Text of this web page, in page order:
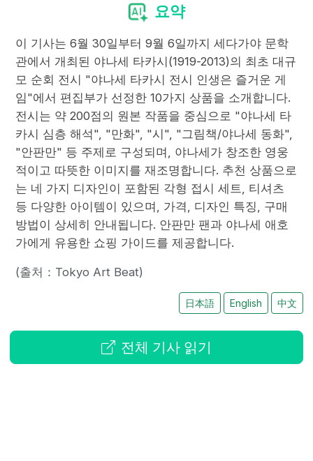
요약
이 기사는 6월 30일부터 9월 6일까지 세다가야 문학
관에서 개최된 야나세 타카시(1919-2013)의 최초 대규
모 순회 전시 "야나세 타카시 전시 인생은 즐거운 게
임"에서 편집부가 선정한 10가지 상품을 소개합니다.
전시는 약 200점의 원본 작품을 중심으로 "야나세 타
카시 심층 해석", "만화", "시", "그림책/야나세 동화",
"안판만" 등 주제로 구성되며, 야나세가 창조한 영웅
적이고 따뜻한 이미지를 재조명합니다. 추천 상품으로
는 네 가지 디자인이 포함된 각형 접시 세트, 티셔츠
등 다양한 아이템이 있으며, 가격, 디자인 특징, 구매
방법이 상세히 안내됩니다. 안판만 팬과 야나세 애호
가에게 유용한 쇼핑 가이드를 제공합니다.
(출처：Tokyo Art Beat)
日本語 English 中文
전체 기사 읽기